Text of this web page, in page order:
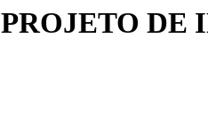
PROJETO DE